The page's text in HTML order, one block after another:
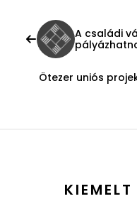
A családi
Ötezer uniós